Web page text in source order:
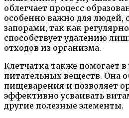
облегчает процесс
особенно важно для людей,
запорами, так как
способствует удалению
отходов из организма.
Клетчатка также помогает
питательных веществ. Она
пищеварения и позволяет
эффективно усваивать
другие полезные элементы.